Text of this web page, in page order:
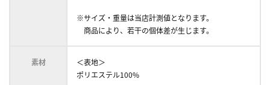
※サイズ・重量は当店計測値となります。
商品により、若干の個体差が生じます。
素材
＜表地＞
ポリエステル100%